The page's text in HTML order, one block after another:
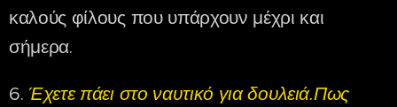
καλούς φίλους που υπάρχουν μέχρι και
σήμερα.
6. Έχετε πάει στο ναυτικό για δουλειά.Πως